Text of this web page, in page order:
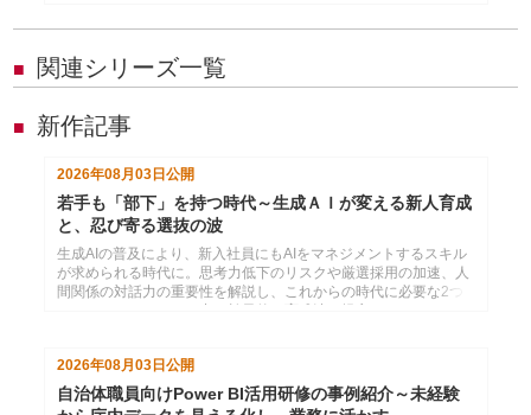
■ 関連シリーズ一覧
■ 新作記事
2026年08月03日 公開
若手も「部下」を持つ時代～生成ＡＩが変える新人育成
と、忍び寄る選抜の波
生成AIの普及により、新入社員にもAIをマネジメントするスキル
が求められる時代に。思考力低下のリスクや厳選採用の加速、人
間関係の対話力の重要性を解説し、これからの時代に必要な2つ
2026年08月03日公開
自治体職員向けPower BI活用研修の事例紹介～未経験